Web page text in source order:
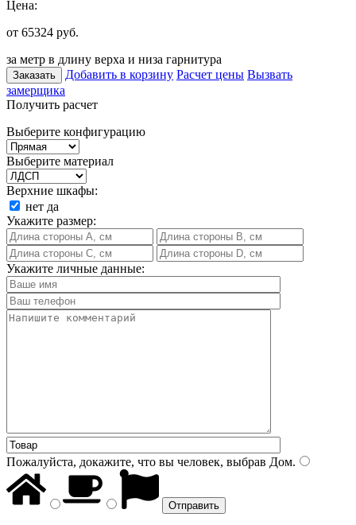
Цена:
от 65324 руб.
за метр в длину верха и низа гарнитура
Заказать Добавить в корзину Расчет цены Вызвать
замерщика
Получить расчет
Выберите конфигурацию
Выберите материал
Верхние шкафы:
нет да
Укажите размер:
Укажите личные данные:
Пожалуйста, докажите, что вы человек, выбрав Дом.